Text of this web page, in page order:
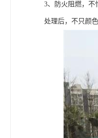
3、防火阻燃，不
处理后，不只颜